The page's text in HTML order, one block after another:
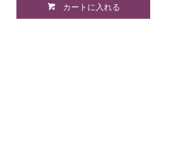
カートに入れる